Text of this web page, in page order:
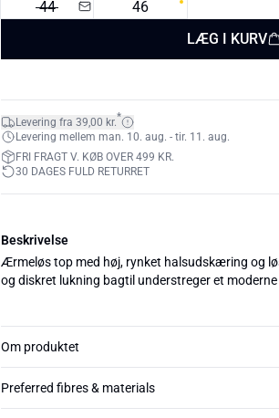
44
46
LÆG I KURV
Levering fra 39,00 kr.*
Levering mellem man. 10. aug. - tir. 11. aug.
FRI FRAGT V. KØB OVER 499 KR.
30 DAGES FULD RETURRET
Beskrivelse
Ærmeløs top med høj, rynket halsudskæring og
og diskret lukning bagtil understreger et moderne
Om produktet
Preferred fibres & materials